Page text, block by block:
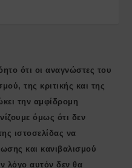
ότι οι αναγνώστες του
της κριτικής και της
την αμφίδρομη
όμως ότι δεν
ιστοσελίδας να
και κανιβαλισμού
λόγο αυτόν δεν θα